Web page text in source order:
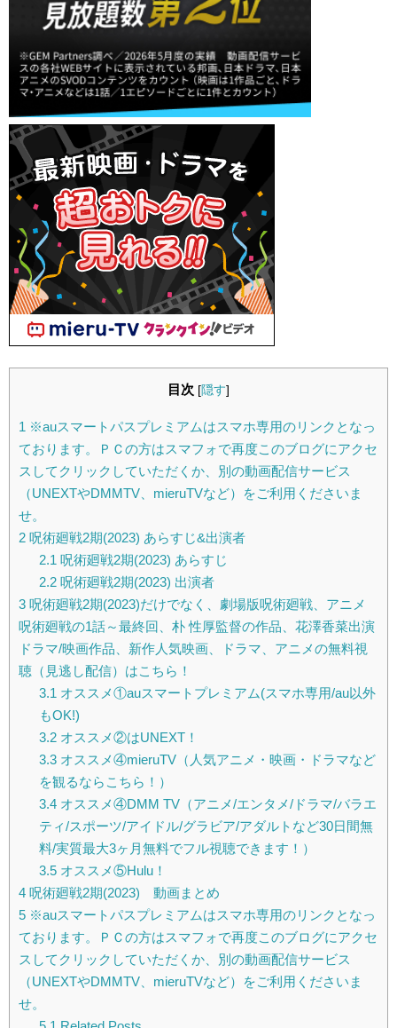
目次 [隠す]
1 ※auスマートパスプレミアムはスマホ専用のリンクとなっ
ております。ＰＣの方はスマフォで再度このブログにアクセ
スしてクリックしていただくか、別の動画配信サービス
（UNEXTやDMMTV、mieruTVなど）をご利用くださいま
せ。
2 呪術廻戦2期(2023) あらすじ&出演者
2.1 呪術廻戦2期(2023) あらすじ
2.2呪術廻戦2期(2023) 出演者
3 呪術廻戦2期(2023)だけでなく、劇場版呪術廻戦、アニメ
呪術廻戦の1話～最終回、朴 性厚監督の作品、花澤香菜出演
ドラマ/映画作品、新作人気映画、ドラマ、アニメの無料視
聴（見逃し配信）はこちら！
3.1 オススメ①auスマートプレミアム(スマホ専用/au以外
もOK!)
3.2オススメ②はUNEXT！
3.3オススメ④mieruTV（人気アニメ・映画・ドラマなど
を観るならこちら！）
3.4オススメ④DMM TV（アニメ/エンタメ/ドラマ/バラエ
ティ/スポーツ/アイドル/グラビア/アダルトなど30日間無
料/実質最大3ヶ月無料でフル視聴できます！）
3.5オススメ⑤Hulu！
4 呪術廻戦2期(2023) 動画まとめ
5 ※auスマートパスプレミアムはスマホ専用のリンクとなっ
ております。ＰＣの方はスマフォで再度このブログにアクセ
スしてクリックしていただくか、別の動画配信サービス
（UNEXTやDMMTV、mieruTVなど）をご利用くださいま
せ。